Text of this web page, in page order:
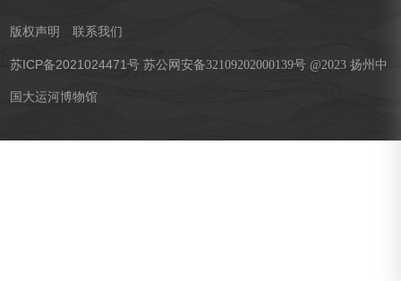
版权声明 联系我们
苏ICP备2021024471号 苏公网安备32109202000139号 @2023 扬州中
国大运河博物馆